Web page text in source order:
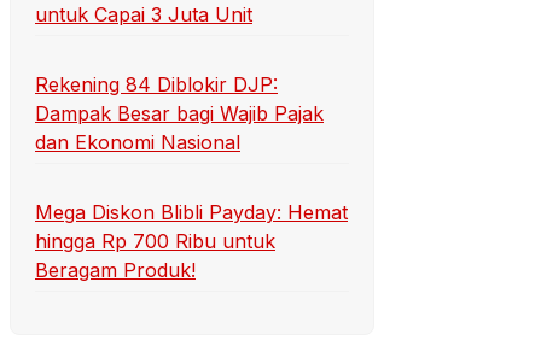
untuk Capai 3 Juta Unit
Rekening 84 Diblokir DJP:
Dampak Besar bagi Wajib Pajak
dan Ekonomi Nasional
Mega Diskon Blibli Payday: Hemat
hingga Rp 700 Ribu untuk
Beragam Produk!